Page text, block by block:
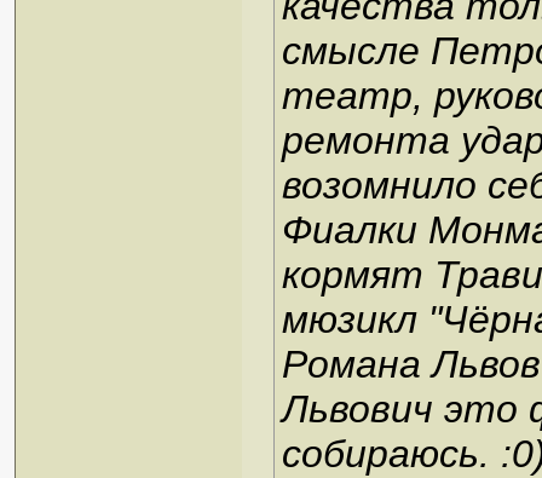
смысле
театр,
ремонта
возомнило
Фиалки
кормят
мюзикл
Романа
Львович это
собираюсь.